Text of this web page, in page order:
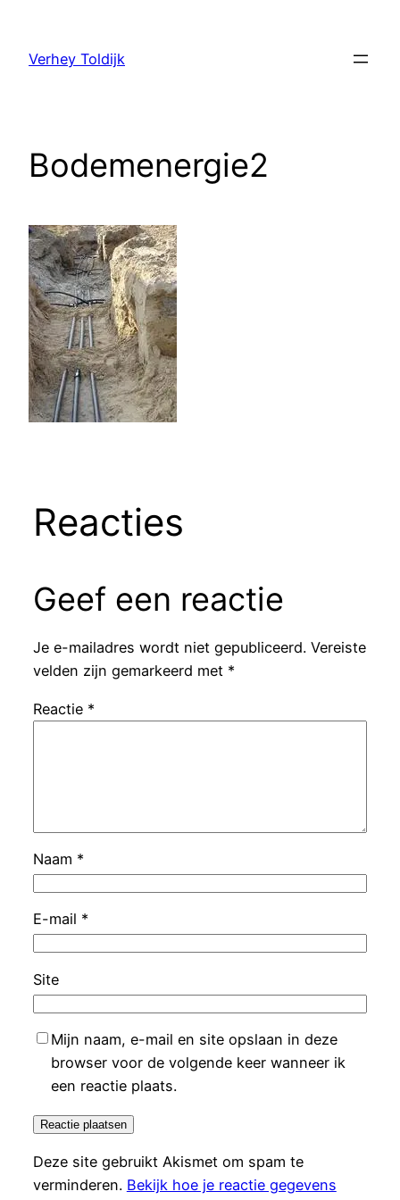
Verhey Toldijk
Bodemenergie2
Reacties
Geef een reactie
Je e-mailadres wordt niet gepubliceerd. Vereiste
velden zijn gemarkeerd met *
Reactie *
Naam *
E-mail *
Site
Mijn naam, e-mail en site opslaan in deze
browser voor de volgende keer wanneer ik
een reactie plaats.
Deze site gebruikt Akismet om spam te
verminderen. Bekijk hoe je reactie gegevens